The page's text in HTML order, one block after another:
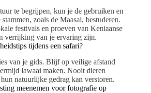
te begrijpen, kun je de gebruiken en
zoals de Maasai, bestuderen.
festivals en proeven van Keniaanse
verrijking van je ervaring zijn.
tijdens een safari?
van je gids. Blijf op veilige afstand
lawaai maken. Nooit dieren
natuurlijke gedrag kan verstoren.
meenemen voor fotografie op